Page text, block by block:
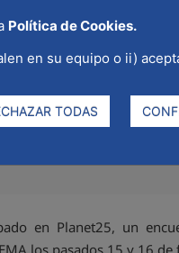
Política de Cookies.
en su equipo o ii)
TODAS
en Planet25, un
los pasados 15 y 16